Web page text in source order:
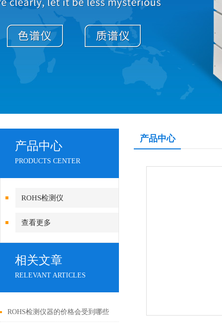
产品中心
PRODUCTS CENTER
ROHS检测仪
查看更多
相关文章
RELEVANT ARTICLES
ROHS检测仪器的价格会受到哪些
产品中心